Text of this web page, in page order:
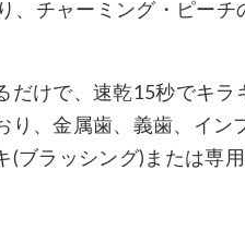
、チャーミング・ピーチ
だけで、速乾15秒でキラ
り、金属歯、義歯、イン
(ブラッシング)または専